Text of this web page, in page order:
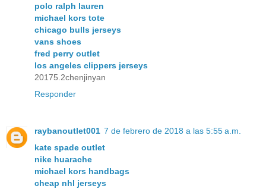
polo ralph lauren
michael kors tote
chicago bulls jerseys
vans shoes
fred perry outlet
los angeles clippers jerseys
20175.2chenjinyan
Responder
raybanoutlet001 7 de febrero de 2018 a las 5:55 a.m.
kate spade outlet
nike huarache
michael kors handbags
cheap nhl jerseys